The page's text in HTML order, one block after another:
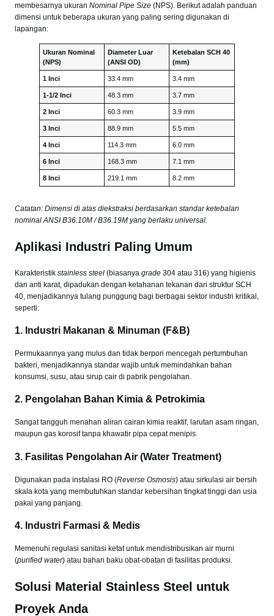
membesarnya ukuran Nominal Pipe Size (NPS). Berikut adalah panduan
dimensi untuk beberapa ukuran yang paling sering digunakan di
lapangan:
Ukuran Nominal
(NPS)
Diameter Luar
(ANSI OD)
Ketebalan SCH 40
(mm)
1 Inci 33.4 mm 3.4 mm
1-1/2 Inci 48.3 mm 3.7 mm
2 Inci 60.3 mm 3.9 mm
3 Inci 88.9 mm 5.5 mm
4 Inci 114.3 mm 6.0 mm
6 Inci 168.3 mm 7.1 mm
8 Inci 219.1 mm 8.2 mm
Catatan: Dimensi di atas diekstraksi berdasarkan standar ketebalan
nominal ANSI B36.10M / B36.19M yang berlaku universal.
Aplikasi Industri Paling Umum
Karakteristik stainless steel (biasanya grade 304 atau 316) yang higienis
dan anti karat, dipadukan dengan ketahanan tekanan dari struktur SCH
40, menjadikannya tulang punggung bagi berbagai sektor industri kritikal,
seperti:
1. Industri Makanan & Minuman (F&B)
Permukaannya yang mulus dan tidak berpori mencegah pertumbuhan
bakteri, menjadikannya standar wajib untuk memindahkan bahan
konsumsi, susu, atau sirup cair di pabrik pengolahan.
2. Pengolahan Bahan Kimia & Petrokimia
Sangat tangguh menahan aliran cairan kimia reaktif, larutan asam ringan,
maupun gas korosif tanpa khawatir pipa cepat menipis.
3. Fasilitas Pengolahan Air (Water Treatment)
Digunakan pada instalasi RO (Reverse Osmosis) atau sirkulasi air bersih
skala kota yang membutuhkan standar kebersihan tingkat tinggi dan usia
pakai yang panjang.
4. Industri Farmasi & Medis
Memenuhi regulasi sanitasi ketat untuk mendistribusikan air murni
(purified water) atau bahan baku obat-obatan di fasilitas produksi.
Solusi Material Stainless Steel untuk
Proyek Anda